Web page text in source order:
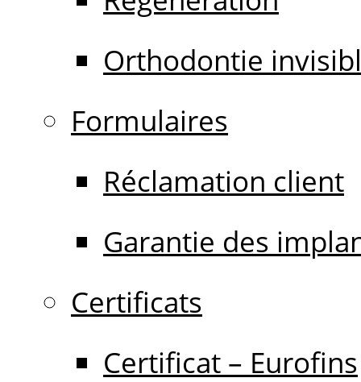
Orthodontie
Formulaires
Réclamation client
Garantie des
Certificats
Certificat – Eurofins